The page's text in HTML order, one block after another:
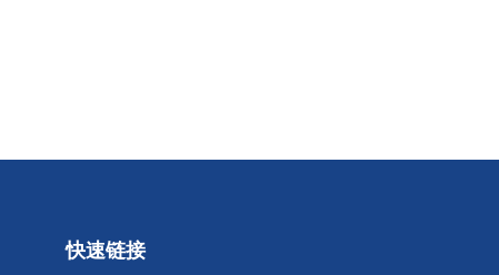
快速链接